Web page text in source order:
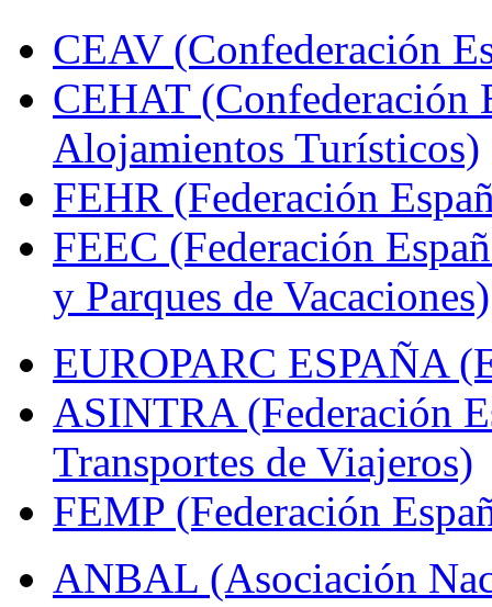
CEAV (Confederación
CEHAT (Confederación
Alojamientos Turísticos)
FEHR (Federación
FEEC (Federación
y Parques de Vacaciones)
EUROPARC ESPAÑA
ASINTRA (Federación
Transportes de Viajeros)
FEMP (Federación
ANBAL (Asociación